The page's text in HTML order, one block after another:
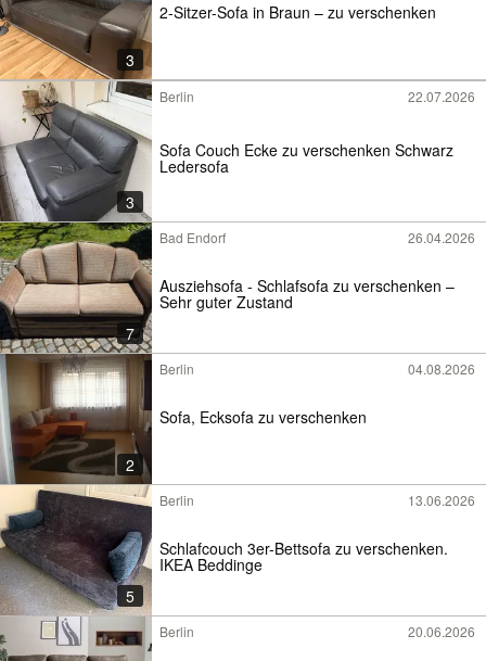
3
2-Sitzer-Sofa in Braun – zu verschenken
3
Berlin 22.07.2026
Sofa Couch Ecke zu verschenken Schwarz
Ledersofa
7
Bad Endorf 26.04.2026
Ausziehsofa - Schlafsofa zu verschenken –
Sehr guter Zustand
2
Berlin 04.08.2026
Sofa, Ecksofa zu verschenken
5
Berlin 13.06.2026
Schlafcouch 3er-Bettsofa zu verschenken.
IKEA Beddinge
Berlin 20.06.2026